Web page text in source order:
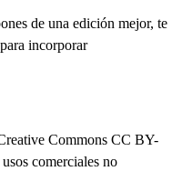
de una edición mejor, te
incorporar
Commons CC BY-
comerciales no